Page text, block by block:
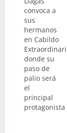
convoca a
sus
hermanos
en Cabildo
donde su
paso de
palio será
el
principal
protagonista